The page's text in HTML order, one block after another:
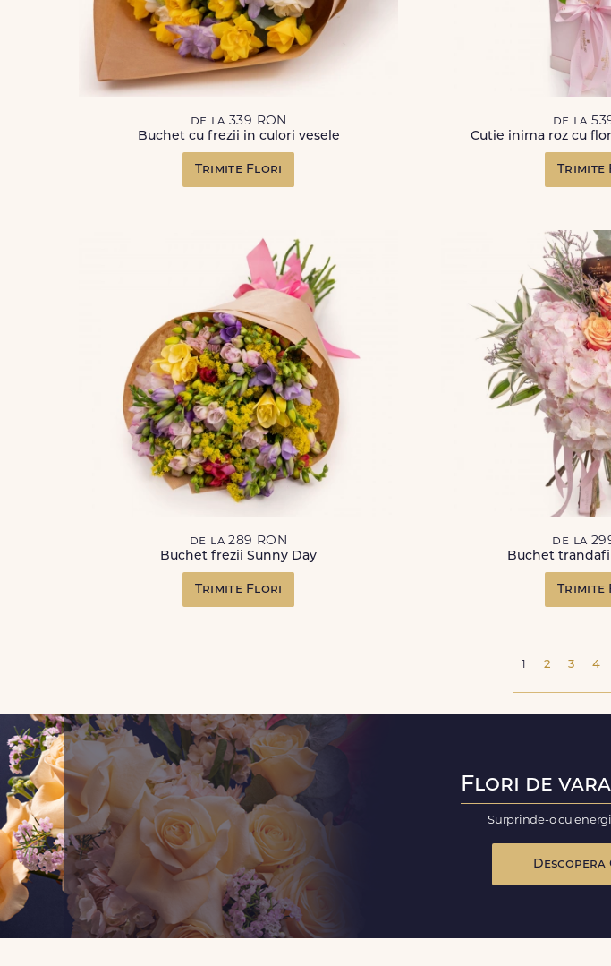
de la 339 RON
Buchet cu frezii in culori vesele
Trimite Flori
de la
Cutie inima roz cu
Trimite
de la 289 RON
Buchet frezii Sunny Day
Trimite Flori
de la
Buchet
Trimite
1 2 3 4
Flori de
Surprinde-o cu
Descopera